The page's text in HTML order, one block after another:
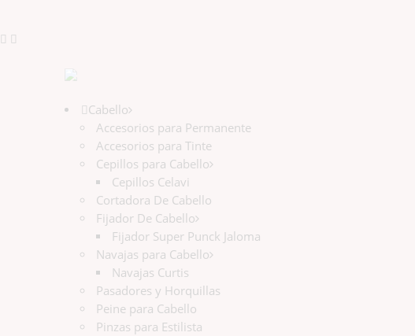
Cabello
Accesorios para Permanente
Accesorios para Tinte
Cepillos para Cabello
Cepillos Celavi
Cortadora De Cabello
Fijador De Cabello
Fijador Super Punck Jaloma
Navajas para Cabello
Navajas Curtis
Pasadores y Horquillas
Peine para Cabello
Pinzas para Estilista